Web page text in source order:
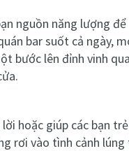
nguồn năng lượng
bar suốt cả
bước lên đỉnh vinh
hoặc giúp các bạn
rơi vào tình cảnh